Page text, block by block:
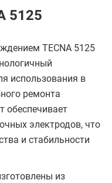
5125
TECNA 5125
использования в
ремонта
обеспечивает
электродов, что
и стабильности
из